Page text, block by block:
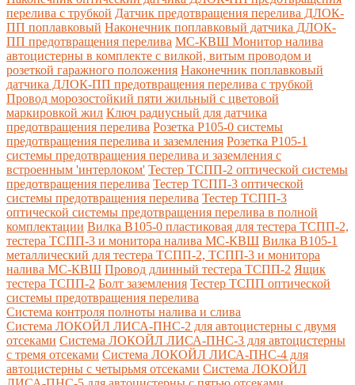
перелива с трубкой Датчик предотвращения перелива ДЛОК-
ПП поплавковый Наконечник поплавковый датчика ДЛОК-
ПП предотвращения перелива МС-КВШ Монитор налива
автоцистерны в комплекте с вилкой, витым проводом и
розеткой гаражного положения Наконечник поплавковый
датчика ДЛОК-ПП предотвращения перелива с трубкой
Провод морозостойкий пяти жильный с цветовой
маркировкой жил Ключ радиусный для датчика
предотвращения перелива Розетка Р105-0 системы
предотвращения перелива и заземления Розетка Р105-1
системы предотвращения перелива и заземления с
встроенным 'интерлоком' Тестер ТСПП-2 оптической системы
предотвращения перелива Тестер ТСПП-3 оптической
системы предотвращения перелива Тестер ТСПП-3
оптической системы предотвращения перелива в полной
комплектации Вилка В105-0 пластиковая для тестера ТСПП-2,
тестера ТСПП-3 и монитора налива МС-КВШ Вилка В105-1
металлический для тестера ТСПП-2, ТСПП-3 и монитора
налива МС-КВШ Провод длинный тестера ТСПП-2 Ящик
тестера ТСПП-2 Болт заземления Тестер ТСПП оптической
системы предотвращения перелива
Cистема контроля полноты налива и слива
Система ЛОКОЙЛ ЛИСА-ПНС-2 для автоцистерны с двумя
отсеками Система ЛОКОЙЛ ЛИСА-ПНС-3 для автоцистерны
с тремя отсеками Система ЛОКОЙЛ ЛИСА-ПНС-4 для
автоцистерны с четырьмя отсеками Система ЛОКОЙЛ